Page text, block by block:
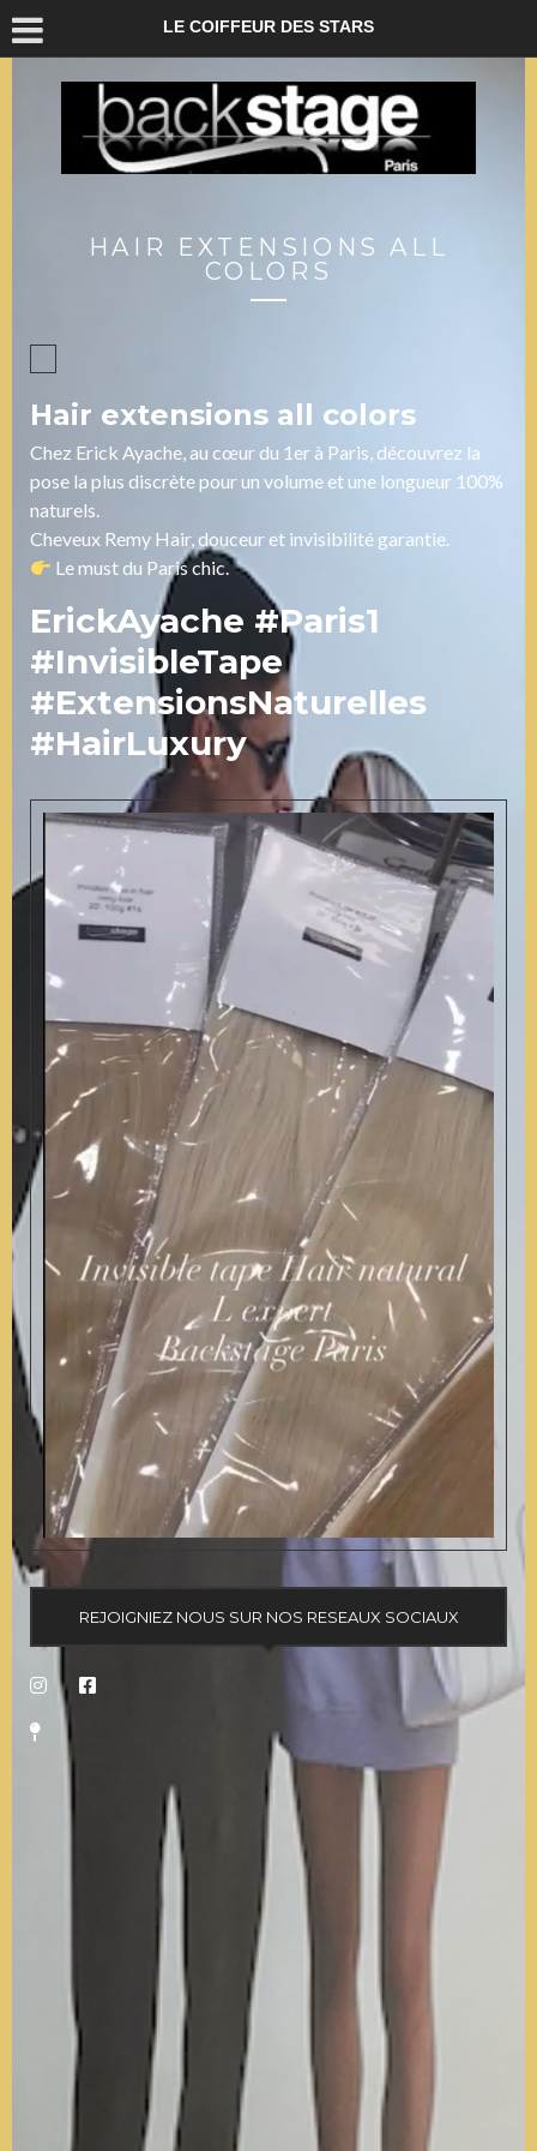
LE COIFFEUR DES STARS
HAIR EXTENSIONS ALL
COLORS
Hair extensions all colors
Chez Erick Ayache, au cœur du 1er à Paris, découvrez la
pose la plus discrète pour un volume et une longueur 100%
naturels.
Cheveux Remy Hair, douceur et invisibilité garantie.
Le must du Paris chic.
ErickAyache #Paris1
#InvisibleTape
#ExtensionsNaturelles
#HairLuxury
REJOIGNIEZ NOUS SUR NOS RESEAUX SOCIAUX